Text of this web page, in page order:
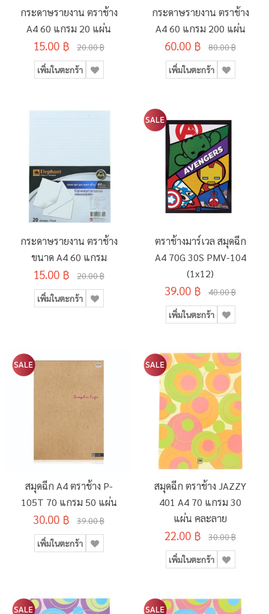
กระดาษรายงาน ตราช้าง
A4 60 แกรม 20 แผ่น
15.00 ฿ 20.00 ฿
เพิ่มในตะกร้า
กระดาษรายงาน ตราช้าง
A4 60 แกรม 200 แผ่น
60.00 ฿ 80.00 ฿
เพิ่มในตะกร้า
กระดาษรายงาน ตราช้าง
ขนาด A4 60 แกรม
15.00 ฿ 20.00 ฿
เพิ่มในตะกร้า
ตราช้างมาร์เวล สมุดฉีก
A4 70G 30S PMV-104
(1x12)
39.00 ฿ 40.00 ฿
เพิ่มในตะกร้า
สมุดฉีก A4 ตราช้าง P-
105T 70 แกรม 50 แผ่น
30.00 ฿ 39.00 ฿
เพิ่มในตะกร้า
สมุดฉีก ตราช้าง JAZZY
401 A4 70 แกรม 30
แผ่น คละลาย
22.00 ฿ 30.00 ฿
เพิ่มในตะกร้า